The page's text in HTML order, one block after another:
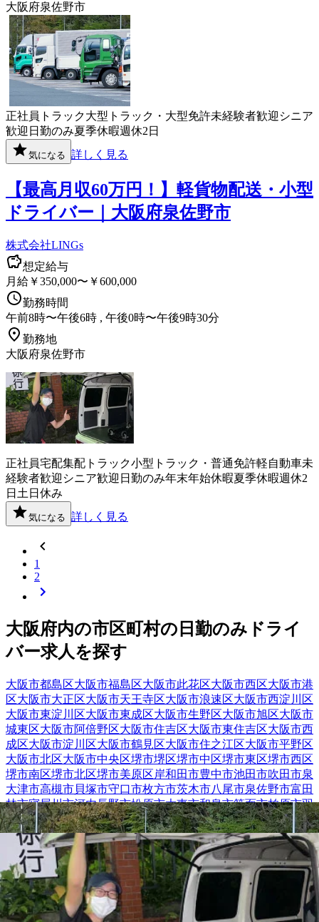
大阪府泉佐野市
正社員 トラック大型トラック・大型免許未経験者歓迎 シニア
歓迎 日勤のみ夏季休暇週休2日
気になる 詳しく見る
【最高月収60万円！】軽貨物配送・小型
ドライバー｜大阪府泉佐野市
株式会社LINGs
想定給与
月給￥350,000〜￥600,000
勤務時間
午前8時〜午後6時 , 午後0時〜午後9時30分
勤務地
大阪府泉佐野市
正社員宅配集配 トラック小型トラック・普通免許軽自動車未
経験者歓迎 シニア歓迎 日勤のみ年末年始休暇夏季休暇週休2
日 土日休み
気になる 詳しく見る
1
2
大阪府内の市区町村の 日勤のみ ドライ
バー求人を探す
大阪市都島区大阪市福島区大阪市此花区大阪市西区大阪市港
区大阪市大正区大阪市天王寺区大阪市浪速区大阪市西淀川区
大阪市東淀川区大阪市東成区大阪市生野区大阪市旭区大阪市
城東区大阪市阿倍野区大阪市住吉区大阪市東住吉区大阪市西
成区大阪市淀川区大阪市鶴見区大阪市住之江区大阪市平野区
大阪市北区大阪市中央区堺市堺区堺市中区堺市東区堺市西区
堺市南区堺市北区堺市美原区岸和田市豊中市池田市吹田市泉
大津市高槻市貝塚市守口市枚方市茨木市八尾市泉佐野市富田
林市寝屋川市河内長野市松原市大東市和泉市箕面市柏原市羽
曳野市門真市摂津市高石市藤井寺市東大阪市泉南市四條畷市
交野市大阪狭山市阪南市三島郡島本町泉北郡忠岡町泉南郡熊
取町泉南郡岬町南河内郡太子町南河内郡河南町
勤務エリア
都道府県を変更